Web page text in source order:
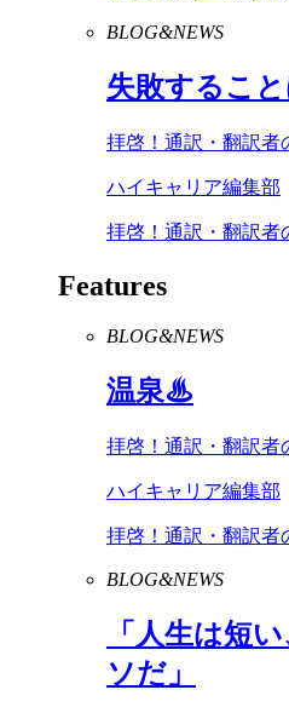
BLOG&NEWS
失敗するこ
拝啓！通訳・翻訳者
ハイキャリア編集部
拝啓！通訳・翻訳者
Features
BLOG&NEWS
温泉♨
拝啓！通訳・翻訳者
ハイキャリア編集部
拝啓！通訳・翻訳者
BLOG&NEWS
「人生は短
ソだ」